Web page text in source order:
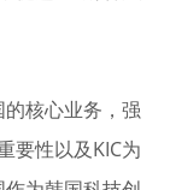
核心业务，强
要性以及KIC为